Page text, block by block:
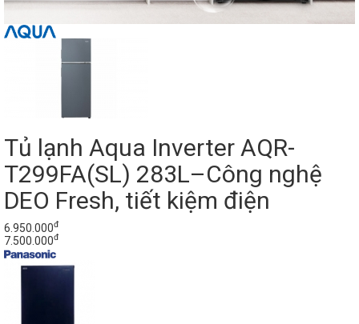
Tủ lạnh Aqua Inverter AQR-
T299FA(SL) 283L–Công nghệ
DEO Fresh, tiết kiệm điện
6.950.000đ
7.500.000đ